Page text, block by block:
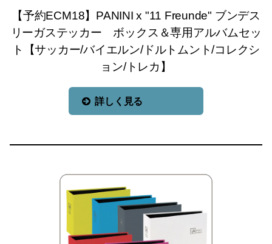
【予約ECM18】PANINI x "11 Freunde" ブンデス
リーガステッカー ボックス＆専用アルバムセッ
ト【サッカー/バイエルン/ドルトムント/コレクシ
ョン/トレカ】
詳しく見る